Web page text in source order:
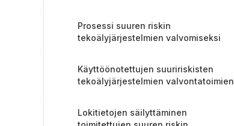
Prosessi suuren riskin
tekoälyjärjestelmien valvomiseksi
Käyttöönotettujen suuririskisten
tekoälyjärjestelmien valvontatoimien
Lokitietojen säilyttäminen